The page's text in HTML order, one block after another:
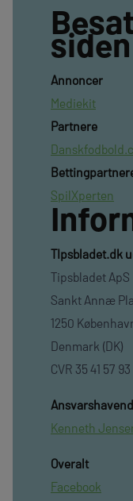
Annoncer
Mediekit
Partnere
SpilXperten
TIpsbladet.dk
Tipsbladet ApS
Sankt Annæ
1250
Denmark (DK)
CVR 35 41 57 93
Kenneth
Overalt
Facebook